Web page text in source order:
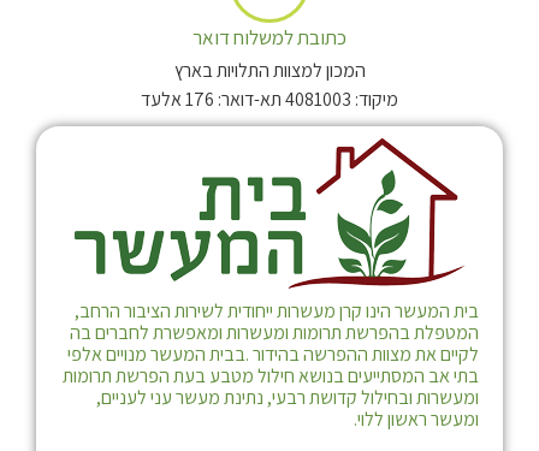
כתובת למשלוח דואר
המכון למצוות התלויות בארץ
מיקוד: 4081003 תא-דואר: 176 אלעד
בית המעשר הינו קרן מעשרות ייחודית לשירות הציבור הרחב,
המטפלת בהפרשת תרומות ומעשרות ומאפשרת לחברים בה
לקיים את מצוות ההפרשה בהידור .בבית המעשר מנויים אלפי
בתי אב המסתייעים בנושא חילול מטבע בעת הפרשת תרומות
ומעשרות ובחילול קדושת רבעי, נתינת מעשר עני לעניים,
ומעשר ראשון ללוי.